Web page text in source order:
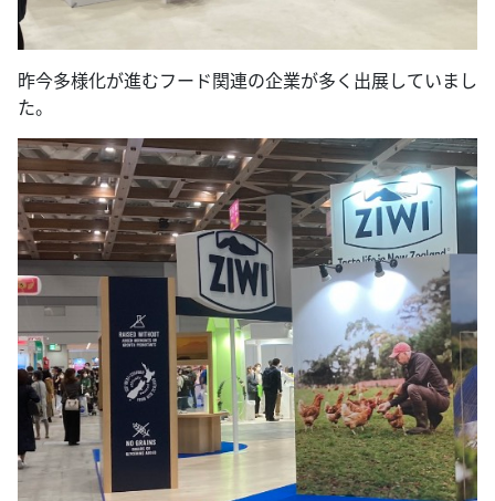
昨今多様化が進むフード関連の企業が多く出展していまし
た。